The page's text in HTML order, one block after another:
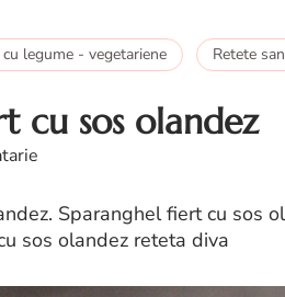
cu legume - vegetariene Retete
cu sos olandez
Sparanghel fiert cu sos
sos olandez reteta diva